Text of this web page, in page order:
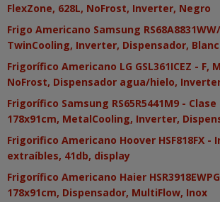
FlexZone, 628L, NoFrost, Inverter, Negro
Frigo Americano Samsung RS68A8831WW/
TwinCooling, Inverter, Dispensador,
Frigorífico Americano LG GSL361ICEZ - F,
NoFrost, Dispensador agua/hielo,
Frigorífico Samsung RS65R5441M9 - Clase
178x91cm, MetalCooling, Inverter,
Frigorifico Americano Hoover HSF818FX -
extraíbles, 41db, display
Frigorífico Americano Haier
178x91cm, Dispensador, MultiFlow, Inox